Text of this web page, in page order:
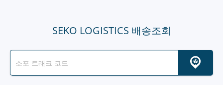
SEKO LOGISTICS 배송조회